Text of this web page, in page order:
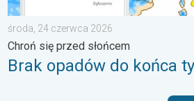
środa, 24 czerwca 2026
Chroń się przed słońcem
Brak opadów do końca